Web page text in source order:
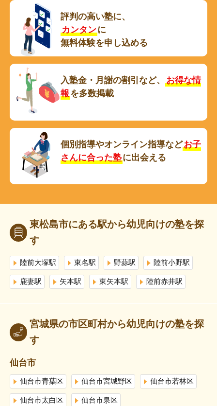
評判の高い塾に、
カンタンに
無料体験を申し込める
入塾金・月謝の割引など、
お得な情
報を多数掲載
個別指導やオンライン指導などお子
さんに合った塾に出会える
東松島市にある駅から幼児向けの塾を探
す
陸前大塚駅 東名駅 野蒜駅 陸前小野駅
鹿妻駅 矢本駅 東矢本駅 陸前赤井駅
宮城県の市区町村から幼児向けの塾を探
す
仙台市
仙台市青葉区 仙台市宮城野区 仙台市若林区
仙台市太白区 仙台市泉区